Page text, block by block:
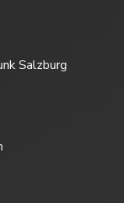
Salzburg